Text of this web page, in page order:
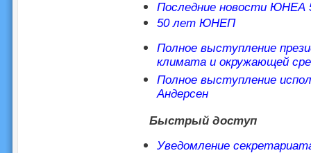
Последние новости
50 лет ЮНЕП
Полное выступление
климата и окружающей
Полное выступление
Андерсен
Быстрый доступ
Уведомление